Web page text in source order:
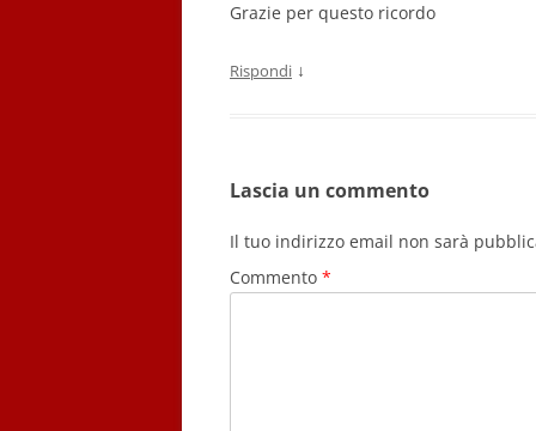
Grazie per questo ricordo
Rispondi ↓
Lascia un commento
Il tuo indirizzo email non sarà
Commento *